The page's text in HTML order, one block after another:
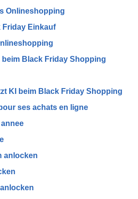
Onlineshopping
Friday Einkauf
Black Friday Shopping
KI beim Black Friday Shopping
ses achats en ligne
anlocken